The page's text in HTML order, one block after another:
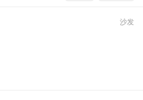
沙发